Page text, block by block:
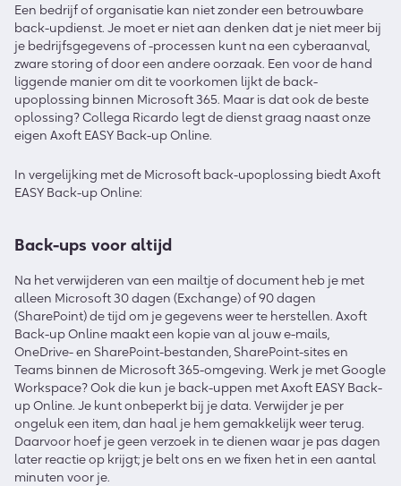
Een bedrijf of organisatie kan niet zonder een betrouwbare
back-updienst. Je moet er niet aan denken dat je niet meer bij
je bedrijfsgegevens of -processen kunt na een cyberaanval,
zware storing of door een andere oorzaak. Een voor de hand
liggende manier om dit te voorkomen lijkt de back-
upoplossing binnen Microsoft 365. Maar is dat ook de beste
oplossing? Collega Ricardo legt de dienst graag naast onze
eigen Axoft EASY Back-up Online.
In vergelijking met de Microsoft back-upoplossing biedt Axoft
EASY Back-up Online:
Back-ups voor altijd
Na het verwijderen van een mailtje of document heb je met
alleen Microsoft 30 dagen (Exchange) of 90 dagen
(SharePoint) de tijd om je gegevens weer te herstellen. Axoft
Back-up Online maakt een kopie van al jouw e-mails,
OneDrive- en SharePoint-bestanden, SharePoint-sites en
Teams binnen de Microsoft 365-omgeving. Werk je met Google
Workspace? Ook die kun je back-uppen met Axoft EASY Back-
up Online. Je kunt onbeperkt bij je data. Verwijder je per
ongeluk een item, dan haal je hem gemakkelijk weer terug.
Daarvoor hoef je geen verzoek in te dienen waar je pas dagen
later reactie op krijgt; je belt ons en we fixen het in een aantal
minuten voor je.